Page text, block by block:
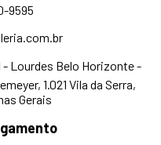
9595
- Lourdes Belo Horizonte -
1.021 Vila da Serra,
Gerais